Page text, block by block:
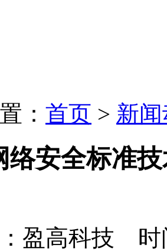
： 首页 > 新
络安全标准
盈高科技 时